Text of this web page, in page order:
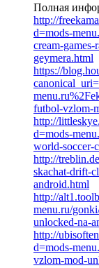
Полная
http://
d=mods-
cream-
geymera.html
https://
futbol-vzlom-
http://
d=mods-
world-soccer-
http://
skachat-drift-
android.html
http://
menu.ru/
unlocked-na-
http://
d=mods-
vzlom-mod-